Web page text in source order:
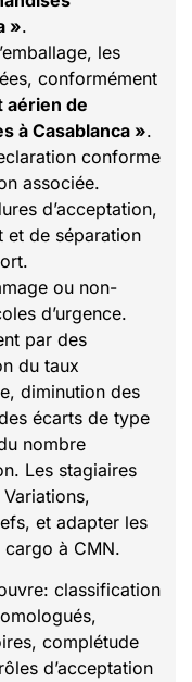
».
les
conformément
aérien de
à Casablanca ».
conforme
associée.
d’acceptation,
et de séparation
ou non-
d’urgence.
par des
du taux
diminution des
écarts de type
nombre
Les stagiaires
et adapter les
à CMN.
classification
complétude
d’acceptation